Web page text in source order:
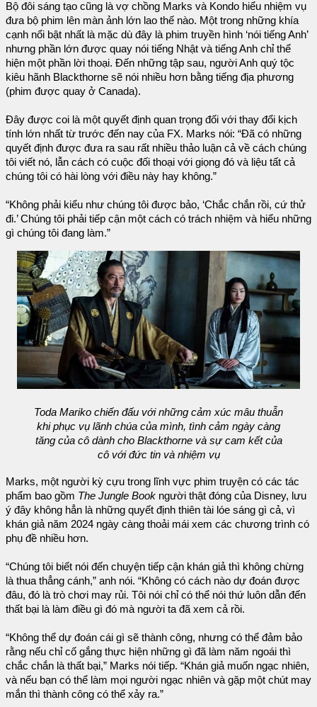
Bộ đôi sáng tạo cũng là vợ chồng Marks và Kondo hiểu nhiệm vụ
đưa bộ phim lên màn ảnh lớn lao thế nào. Một trong những khía
cạnh nổi bật nhất là mặc dù đây là phim truyền hình ‘nói tiếng Anh’
nhưng phần lớn được quay nói tiếng Nhật và tiếng Anh chỉ thể
hiện một phần lời thoại. Đến những tập sau, người Anh quý tộc
kiêu hãnh Blackthorne sẽ nói nhiều hơn bằng tiếng địa phương
(phim được quay ở Canada).
Đây được coi là một quyết định quan trọng đối với thay đổi kịch
tính lớn nhất từ ​​trước đến nay của FX. Marks nói: “Đã có những
quyết định được đưa ra sau rất nhiều thảo luận cả về cách chúng
tôi viết nó, lẫn cách có cuộc đối thoại với giọng đó và liệu tất cả
chúng tôi có hài lòng với điều này hay không.”
“Không phải kiểu như chúng tôi được bảo, ‘Chắc chắn rồi, cứ thử
đi.’ Chúng tôi phải tiếp cận một cách có trách nhiệm và hiểu những
gì chúng tôi đang làm.”
Toda Mariko chiến đấu với những cảm xúc mâu thuẫn
khi phục vụ lãnh chúa của mình, tình cảm ngày càng
tăng của cô dành cho Blackthorne và sự cam kết của
cô với đức tin và nhiệm vụ
Marks, một người kỳ cựu trong lĩnh vực phim truyện có các tác
phẩm bao gồm The Jungle Book người thật đóng của Disney, lưu
ý đây không hẳn là những quyết định thiên tài lóe sáng gì cả, vì
khán giả năm 2024 ngày càng thoải mái xem các chương trình có
phụ đề nhiều hơn.
“Chúng tôi biết nói đến chuyện tiếp cận khán giả thì không chừng
là thua thẳng cánh,” anh nói. “Không có cách nào dự đoán được
đâu, đó là trò chơi may rủi. Tôi nói chỉ có thể nói thứ luôn dẫn đến
thất bại là làm điều gì đó mà người ta đã xem cả rồi.
“Không thể dự đoán cái gì sẽ thành công, nhưng có thể đảm bảo
rằng nếu chỉ cố gắng thực hiện những gì đã làm năm ngoái thì
chắc chắn là thất bại,” Marks nói tiếp. “Khán giả muốn ngạc nhiên,
và nếu bạn có thể làm mọi người ngạc nhiên và gặp một chút may
mắn thì thành công có thể xảy ra.”